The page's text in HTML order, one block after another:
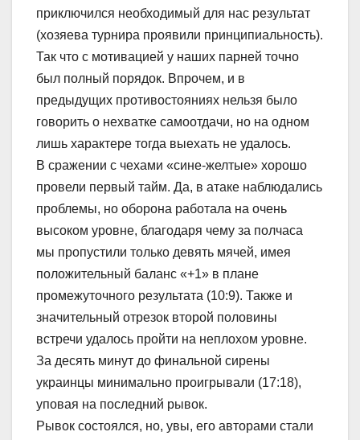
приключился необходимый для нас результат
(хозяева турнира проявили принципиальность).
Так что с мотивацией у наших парней точно
был полный порядок. Впрочем, и в
предыдущих противостояниях нельзя было
говорить о нехватке самоотдачи, но на одном
лишь характере тогда выехать не удалось.
В сражении с чехами «сине-желтые» хорошо
провели первый тайм. Да, в атаке наблюдались
проблемы, но оборона работала на очень
высоком уровне, благодаря чему за полчаса
мы пропустили только девять мячей, имея
положительный баланс «+1» в плане
промежуточного результата (10:9). Также и
значительный отрезок второй половины
встречи удалось пройти на неплохом уровне.
За десять минут до финальной сирены
украинцы минимально проигрывали (17:18),
уповая на последний рывок.
Рывок состоялся, но, увы, его авторами стали